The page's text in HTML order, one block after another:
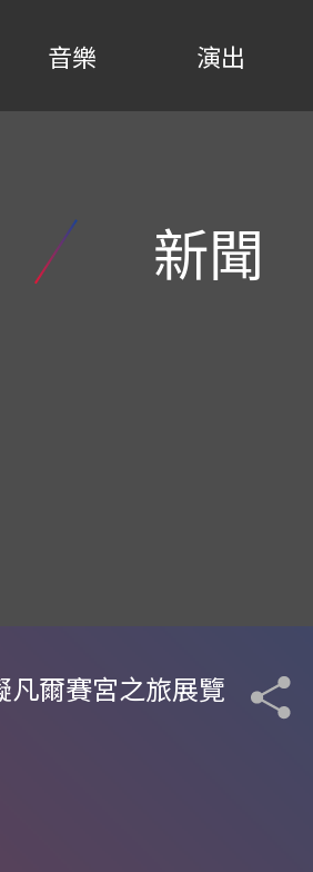
音樂 演出
新聞
凡爾賽宮之旅展覽